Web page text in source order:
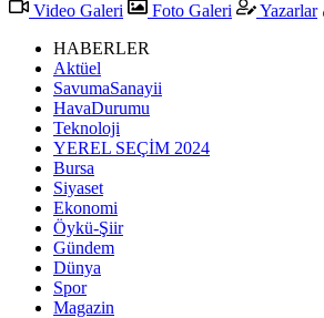
Video Galeri Foto Galeri Yazarlar
HABERLER
Aktüel
SavumaSanayii
HavaDurumu
Teknoloji
YEREL SEÇİM 2024
Bursa
Siyaset
Ekonomi
Öykü-Şiir
Gündem
Dünya
Spor
Magazin